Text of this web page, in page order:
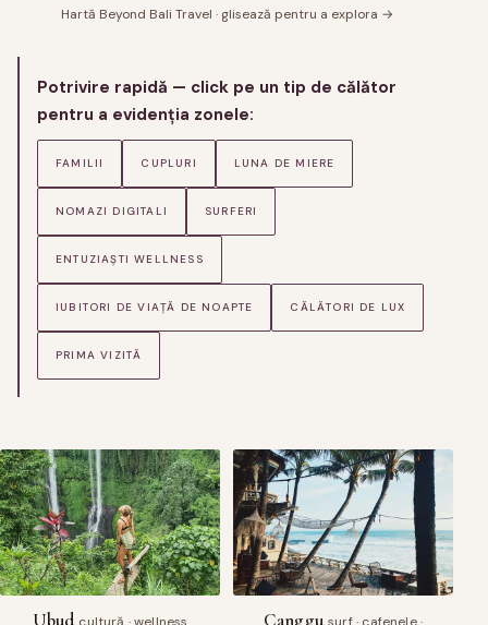
Hartă Beyond Bali Travel · glisează pentru a explora →
Potrivire rapidă — click pe un tip de călător
pentru a evidenția zonele:
FAMILII CUPLURI LUNA DE MIERE
NOMAZI DIGITALI SURFERI
ENTUZIAȘTI WELLNESS
IUBITORI DE VIAȚĂ DE NOAPTE CĂLĂTORI DE LUX
PRIMA VIZITĂ
Ubud Canggu